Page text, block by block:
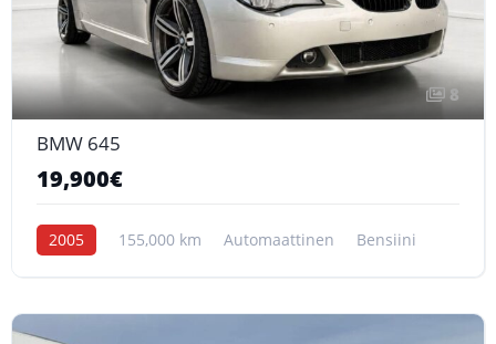
8
BMW 645
19,900€
2005 155,000 km Automaattinen Bensiini